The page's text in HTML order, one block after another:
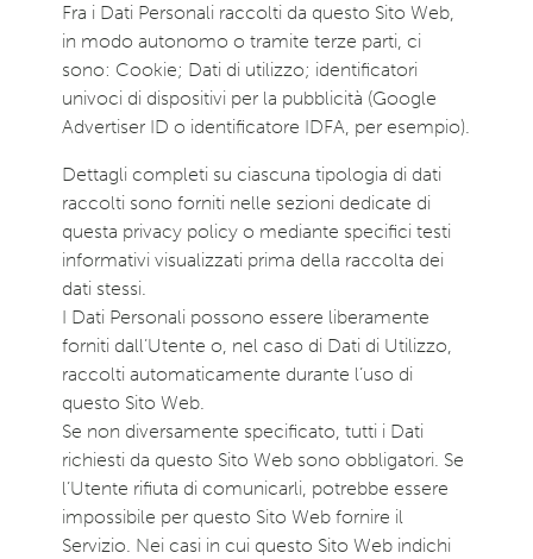
Fra i Dati Personali raccolti da questo Sito Web,
in modo autonomo o tramite terze parti, ci
sono: Cookie; Dati di utilizzo; identificatori
univoci di dispositivi per la pubblicità (Google
Advertiser ID o identificatore IDFA, per esempio).
Dettagli completi su ciascuna tipologia di dati
raccolti sono forniti nelle sezioni dedicate di
questa privacy policy o mediante specifici testi
informativi visualizzati prima della raccolta dei
dati stessi.
I Dati Personali possono essere liberamente
forniti dall’Utente o, nel caso di Dati di Utilizzo,
raccolti automaticamente durante l’uso di
questo Sito Web.
Se non diversamente specificato, tutti i Dati
richiesti da questo Sito Web sono obbligatori. Se
l’Utente rifiuta di comunicarli, potrebbe essere
impossibile per questo Sito Web fornire il
Servizio. Nei casi in cui questo Sito Web indichi